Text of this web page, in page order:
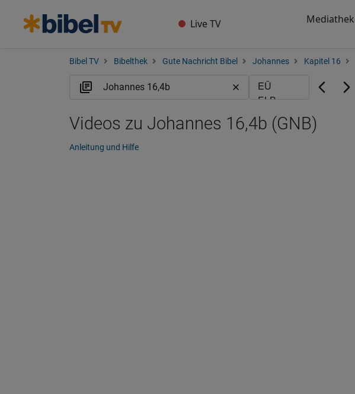
Live TV Mediathek
Bibel TV Bibelthek Gute Nachricht Bibel Johannes Kapitel 16
Videos zu Johannes 16,4b (GNB)
Anleitung und Hilfe